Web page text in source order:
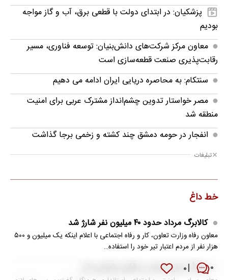
۰ ۰
پزشکیان: در ابتدای دولت با قطعی برق، آب و گاز مواجه
بودیم
معاون مرکز شرکت‌های دانش‌بنیان: توسعه فناوری، مسیر
رقابت‌پذیری صنعت قطعه‌سازی است
سنتکام: به محاصره دریایی ایران ادامه می دهیم
مصر خواستار تدوین چشم‌انداز مشترک عربی برای امنیت
منطقه شد
انفجار در حومه دمشق چند کشته و زخمی برجا گذاشت
تبلیغات
خط داغ
کالابرگ مرداد حدود ۴۰‌ میلیون نفر شارژ شد
معاون رفاه وزارت تعاون، کار و رفاه اجتماعی با اعلام اینکه یک میلیون و ۵۰۰
هزار نفر از مردم اعتبار تیر خود را استفاده…
منشأ صدای انفجار در قشم مشخص شد